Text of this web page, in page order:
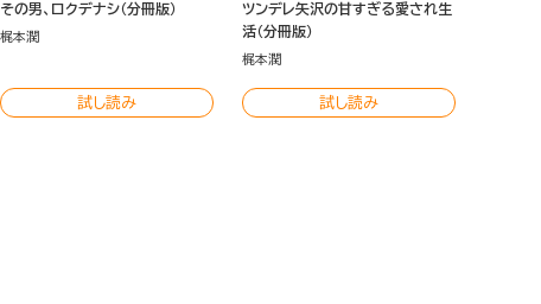
その男、ロクデナシ（分冊版）
梶本潤
試し読み
ツンデレ矢沢の甘すぎる愛され生
活（分冊版）
梶本潤
試し読み